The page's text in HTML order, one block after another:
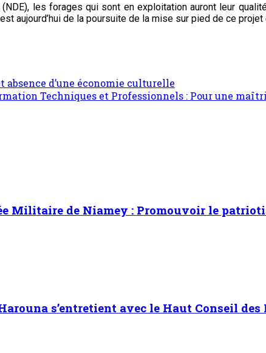
les forages qui sont en exploitation auront leur
aujourd’hui de la poursuite de la mise sur pied de ce
d’une économie culturelle
Techniques et Professionnels : Pour une
Militaire de Niamey : Promouvoir le
s’entretient avec le Haut Conseil